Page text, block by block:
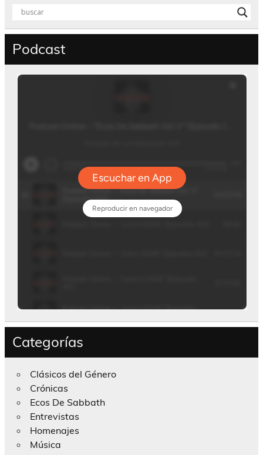
Podcast
Categorías
Clásicos del Género
Crónicas
Ecos De Sabbath
Entrevistas
Homenajes
Música